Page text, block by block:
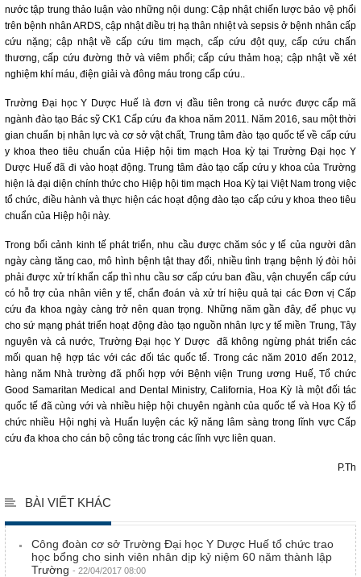
nước tập trung thảo luận vào những nội dung: Cập nhật chiến lược bảo vệ phổi
trên bệnh nhân ARDS, cập nhật điều trị hạ thân nhiệt và sepsis ở bệnh nhân cấp
cứu nặng; cập nhật về cấp cứu tim mạch, cấp cứu đột quỵ, cấp cứu chấn
thương, cấp cứu đường thở và viêm phổi; cấp cứu thảm hoạ; cập nhật về xét
nghiệm khí máu, điện giải và đông máu trong cấp cứu..
Trường Đại học Y Dược Huế là đơn vị đầu tiên trong cả nước được cấp mã
ngành đào tạo Bác sỹ CK1 Cấp cứu đa khoa năm 2011. Năm 2016, sau một thời
gian chuẩn bị nhân lực và cơ sở vật chất, Trung tâm đào tạo quốc tế về cấp cứu
y khoa theo tiêu chuẩn của Hiệp hội tim mạch Hoa kỳ tại Trường Đại học Y
Dược Huế đã đi vào hoạt động. Trung tâm đào tạo cấp cứu y khoa của Trường
hiện là đại diện chính thức cho Hiệp hội tim mạch Hoa Kỳ tại Việt Nam trong việc
tổ chức, điều hành và thực hiện các hoạt động đào tạo cấp cứu y khoa theo tiêu
chuẩn của Hiệp hội này.
Trong bối cảnh kinh tế phát triển, nhu cầu được chăm sóc y tế của người dân
ngày càng tăng cao, mô hình bệnh tật thay đổi, nhiều tình trạng bệnh lý đòi hỏi
phải được xử trí khẩn cấp thì nhu cầu sơ cấp cứu ban đầu, vận chuyển cấp cứu
có hỗ trợ của nhân viên y tế, chẩn đoán và xử trí hiệu quả tại các Đơn vị Cấp
cứu đa khoa ngày càng trở nên quan trọng. Những năm gần đây, để phục vụ
cho sứ mạng phát triển hoạt động đào tạo nguồn nhân lực y tế miền Trung, Tây
nguyên và cả nước, Trường Đại học Y Dược đã không ngừng phát triển các
mối quan hệ hợp tác với các đối tác quốc tế. Trong các năm 2010 đến 2012,
hàng năm Nhà trường đã phối hợp với Bệnh viện Trung ương Huế, Tổ chức
Good Samaritan Medical and Dental Ministry, California, Hoa Kỳ là một đối tác
quốc tế đã cùng với và nhiều hiệp hội chuyên ngành của quốc tế và Hoa Kỳ tổ
chức nhiều Hội nghị và Huấn luyện các kỹ năng lâm sàng trong lĩnh vực Cấp
cứu đa khoa cho cán bộ công tác trong các lĩnh vực liên quan.
P.Th
BÀI VIẾT KHÁC
Công đoàn cơ sở Trường Đại học Y Dược Huế tổ chức trao
học bổng cho sinh viên nhân dịp kỷ niệm 60 năm thành lập
Trường - 22/04/2017 08:00